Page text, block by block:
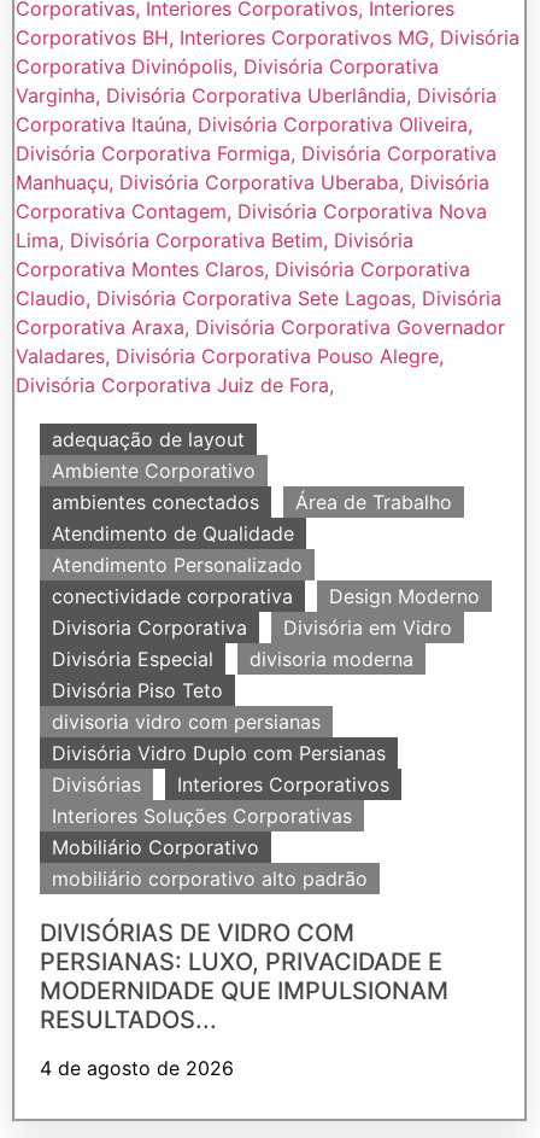
adequação de layout
Ambiente Corporativo
ambientes conectados
Área de Trabalho
Atendimento de Qualidade
Atendimento Personalizado
conectividade corporativa
Design Moderno
Divisoria Corporativa
Divisória em Vidro
Divisória Especial
divisoria moderna
Divisória Piso Teto
divisoria vidro com persianas
Divisória Vidro Duplo com Persianas
Divisórias
Interiores Corporativos
Interiores Soluções Corporativas
Mobiliário Corporativo
mobiliário corporativo alto padrão
DIVISÓRIAS DE VIDRO COM
PERSIANAS: LUXO, PRIVACIDADE E
MODERNIDADE QUE IMPULSIONAM
RESULTADOS...
4 de agosto de 2026